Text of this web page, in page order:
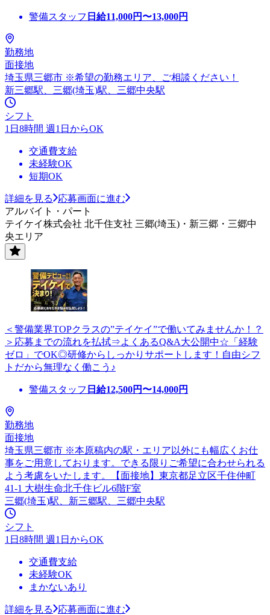
警備スタッフ 日給11,000円〜13,000円
勤務地
面接地
埼玉県三郷市 ※希望の勤務エリア、ご相談ください！
新三郷駅、三郷(埼玉)駅、三郷中央駅
シフト
1日8時間 週1日からOK
交通費支給
未経験OK
短期OK
詳細を見る
応募画面に進む
アルバイト・パート
テイケイ株式会社 北千住支社 三郷(埼玉)・新三郷・三郷中
央エリア
＜警備業界TOPクラスの”テイケイ”で働いてみませんか！？
＞応募までの流れを払拭⇒よくあるQ&A大公開中☆「経験
ゼロ」でOK◎研修からしっかりサポートします！自由シフ
トだから無理なく働こう♪
警備スタッフ 日給12,500円〜14,000円
勤務地
面接地
埼玉県三郷市 ※本原稿内の駅・エリア以外にも幅広くお仕
事をご用意しております。できる限りご希望に合わせられる
よう考慮をいたします。【面接地】東京都足立区千住仲町
41-1 大樹生命北千住ビル6階F室
三郷(埼玉)駅、新三郷駅、三郷中央駅
シフト
1日8時間 週1日からOK
交通費支給
未経験OK
まかないあり
詳細を見る
応募画面に進む